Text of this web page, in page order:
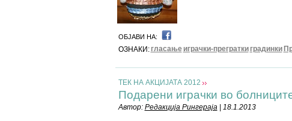
ОБЈАВИ НА:
ОЗНАКИ: гласање играчки-прегратки градинки
ТЕК НА АКЦИЈАТА 2012
Подарени играчки во
Автор: Редакција Рингераја| 18.1.2013